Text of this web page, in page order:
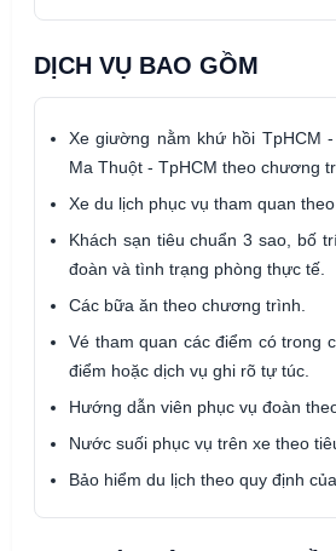
DỊCH VỤ BAO GỒM
Xe giường nằm khứ hồi TpHCM
Ma Thuột - TpHCM theo chương
Xe du lịch phục vụ tham quan
Khách sạn tiêu chuẩn 3 sao, bố
đoàn và tình trạng phòng thực tế.
Các bữa ăn theo chương trình.
Vé tham quan các điểm có trong
điểm hoặc dịch vụ ghi rõ tự túc.
Hướng dẫn viên phục vụ đoàn
Nước suối phục vụ trên xe theo
Bảo hiểm du lịch theo quy định